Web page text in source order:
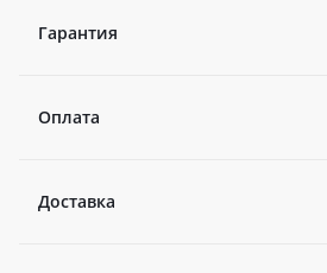
Гарантия
Оплата
Доставка